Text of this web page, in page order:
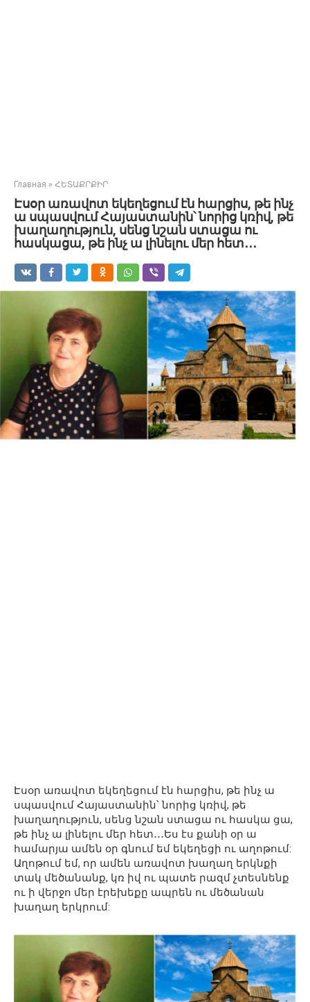
Главная » ՀԵՏԱՔՐՔԻՐ
Էսօր առավոտ եկեղեցում էն հարցիս, թե ինչ
ա սպասվում Հայաստանին՝ նորից կռիվ, թե
խաղաղություն, սենց նշան ստացա ու
հասկացա, թե ինչ ա լինելու մեր հետ․․․
Էսօր առավոտ եկեղեցում էն հարցիս, թե ինչ ա
սպասվում Հայաստանին՝ նորից կռիվ, թե
խաղաղություն, սենց նշան ստացա ու հասկա ցա,
թե ինչ ա լինելու մեր հետ․․․Ես էս քանի օր ա
համարյա ամեն օր գնում եմ եկեղեցի ու աղոթում:
Աղոթում եմ, որ ամեն առավոտ խաղաղ երկնքի
տակ մեծանանք, կռ իվ ու պատե րազմ չտեսնենք
ու ի վերջո մեր էրեխեքը ապրեն ու մեծանան
խաղաղ երկրում: